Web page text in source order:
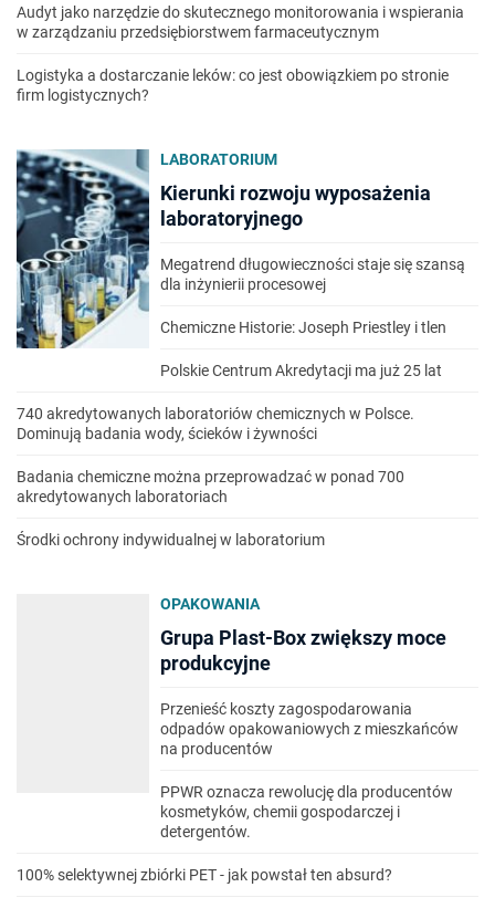
Audyt jako narzędzie do skutecznego monitorowania i wspierania
w zarządzaniu przedsiębiorstwem farmaceutycznym
Logistyka a dostarczanie leków: co jest obowiązkiem po stronie
firm logistycznych?
LABORATORIUM
Kierunki rozwoju wyposażenia
laboratoryjnego
Megatrend długowieczności staje się szansą
dla inżynierii procesowej
Chemiczne Historie: Joseph Priestley i tlen
Polskie Centrum Akredytacji ma już 25 lat
740 akredytowanych laboratoriów chemicznych w Polsce.
Dominują badania wody, ścieków i żywności
Badania chemiczne można przeprowadzać w ponad 700
akredytowanych laboratoriach
Środki ochrony indywidualnej w laboratorium
OPAKOWANIA
Grupa Plast-Box zwiększy moce
produkcyjne
Przenieść koszty zagospodarowania
odpadów opakowaniowych z mieszkańców
na producentów
PPWR oznacza rewolucję dla producentów
kosmetyków, chemii gospodarczej i
detergentów.
100% selektywnej zbiórki PET - jak powstał ten absurd?